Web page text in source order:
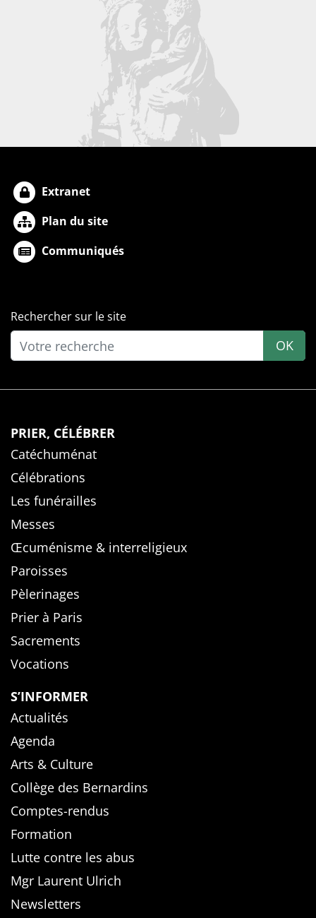
Extranet
Plan du site
Communiqués
Rechercher sur le site
OK
PRIER, CÉLÉBRER
Catéchuménat
Célébrations
Les funérailles
Messes
Œcuménisme & interreligieux
Paroisses
Pèlerinages
Prier à Paris
Sacrements
Vocations
S’INFORMER
Actualités
Agenda
Arts & Culture
Collège des Bernardins
Comptes-rendus
Formation
Lutte contre les abus
Mgr Laurent Ulrich
Newsletters